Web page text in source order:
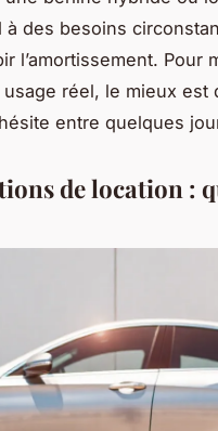
des besoins
l’amortissement. Pour
réel, le mieux est
entre quelques
de location :